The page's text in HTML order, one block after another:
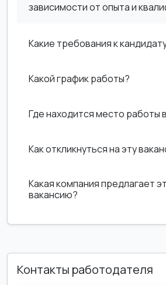
зависимости от опыта и
Какие требования к
Какой график работы?
Где находится место работы
Как откликнуться на эту
Какая компания предлагает
вакансию?
Контакты работодателя